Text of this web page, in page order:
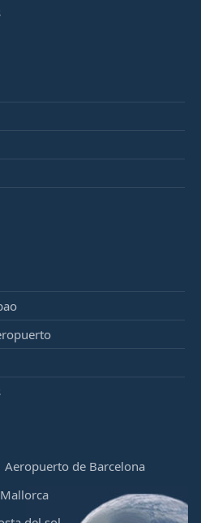
Aeropuerto de Barcelona